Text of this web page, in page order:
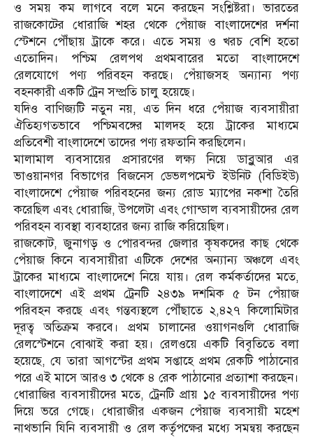
ও সময় কম লাগবে বলে মনে করছেন সংশ্লিষ্টরা। ভারতের
রাজকোটের ধোরাজি শহর থেকে পেঁয়াজ বাংলাদেশের দর্শনা
স্টেশনে পৌঁছায় ট্রাকে করে। এতে সময় ও খরচ বেশি হতো
এতোদিন। পশ্চিম রেলপথ প্রথমবারের মতো বাংলাদেশে
রেলযোগে পণ্য পরিবহন করছে। পেঁয়াজসহ অন্যান্য পণ্য
বহনকারী একটি ট্রেন সম্প্রতি চালু হয়েছে।
যদিও বাণিজ্যটি নতুন নয়, এত দিন ধরে পেঁয়াজ ব্যবসায়ীরা
ঐতিহ্যগতভাবে পশ্চিমবঙ্গের মালদহ হয়ে ট্রাকের মাধ্যমে
প্রতিবেশী বাংলাদেশে তাদের পণ্য রফতানি করছিলেন।
মালামাল ব্যবসায়ের প্রসারণের লক্ষ্য নিয়ে ডাব্লুআর এর
ভাওয়ানগর বিভাগের বিজনেস ডেভলপমেন্ট ইউনিট (বিডিইউ)
বাংলাদেশে পেঁয়াজ পরিবহনের জন্য রোড ম্যাপের নকশা তৈরি
করেছিল এবং ধোরাজি, উপলেটা এবং গোন্ডাল ব্যবসায়ীদের রেল
পরিবহন ব্যবস্থা ব্যবহারের জন্য রাজি করিয়েছিল।
রাজকোট, জুনাগড় ও পোরবন্দর জেলার কৃষকদের কাছ থেকে
পেঁয়াজ কিনে ব্যবসায়ীরা এটিকে দেশের অন্যান্য অঞ্চলে এবং
ট্রাকের মাধ্যমে বাংলাদেশে নিয়ে যায়। রেল কর্মকর্তাদের মতে,
বাংলাদেশে এই প্রথম ট্রেনটি ২৪৩৯ দশমিক ৫ টন পেঁয়াজ
পরিবহন করছে এবং গন্তব্যস্থলে পৌঁছাতে ২,৪২৭ কিলোমিটার
দূরত্ব অতিক্রম করবে। প্রথম চালানের ওয়াগনগুলি ধোরাজি
রেলস্টেশনে বোঝাই করা হয়। রেলওয়ে একটি বিবৃতিতে বলা
হয়েছে, যে তারা আগস্টের প্রথম সপ্তাহে প্রথম রেকটি পাঠানোর
পরে এই মাসে আরও ৩ থেকে ৪ রেক পাঠানোর প্রত্যাশা করছেন।
ধোরাজির ব্যবসায়ীদের মতে, ট্রেনটি প্রায় ১৫ ব্যবসায়ীদের পণ্য
দিয়ে ভরে গেছে। ধোরাজীর একজন পেঁয়াজ ব্যবসায়ী মহেশ
নাথভানি যিনি ব্যবসায়ী ও রেল কর্তৃপক্ষের মধ্যে সমন্বয় করছেন